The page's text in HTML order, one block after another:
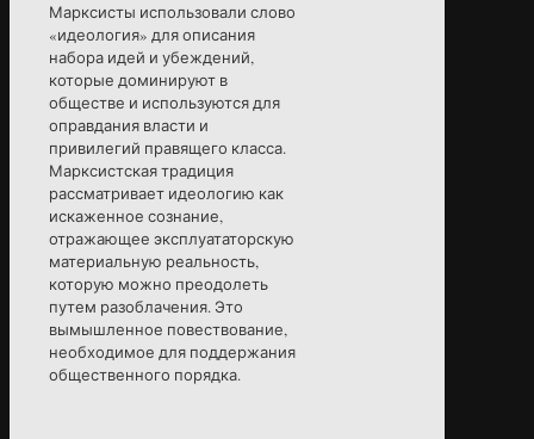
Марксисты использовали слово
«идеология» для описания
набора идей и убеждений,
которые доминируют в
обществе и используются для
оправдания власти и
привилегий правящего класса.
Марксистская традиция
рассматривает идеологию как
искаженное сознание,
отражающее эксплуататорскую
материальную реальность,
которую можно преодолеть
путем разоблачения. Это
вымышленное повествование,
необходимое для поддержания
общественного порядка.